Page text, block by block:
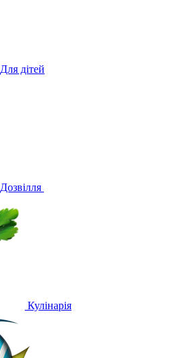
Для дітей
Дозвілля
Кулінарія